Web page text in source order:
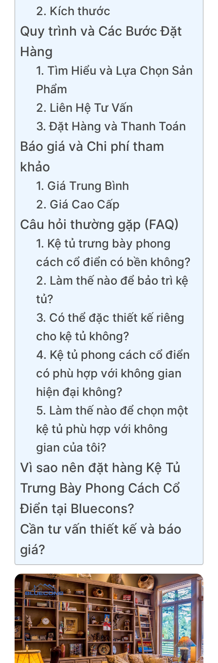
2. Kích thước
Quy trình và Các Bước Đặt
Hàng
1. Tìm Hiểu và Lựa Chọn Sản
Phẩm
2. Liên Hệ Tư Vấn
3. Đặt Hàng và Thanh Toán
Báo giá và Chi phí tham
khảo
1. Giá Trung Bình
2. Giá Cao Cấp
Câu hỏi thường gặp (FAQ)
1. Kệ tủ trưng bày phong
cách cổ điển có bền không?
2. Làm thế nào để bảo trì kệ
tủ?
3. Có thể đặc thiết kế riêng
cho kệ tủ không?
4. Kệ tủ phong cách cổ điển
có phù hợp với không gian
hiện đại không?
5. Làm thế nào để chọn một
kệ tủ phù hợp với không
gian của tôi?
Vì sao nên đặt hàng Kệ Tủ
Trưng Bày Phong Cách Cổ
Điển tại Bluecons?
Cần tư vấn thiết kế và báo
giá?